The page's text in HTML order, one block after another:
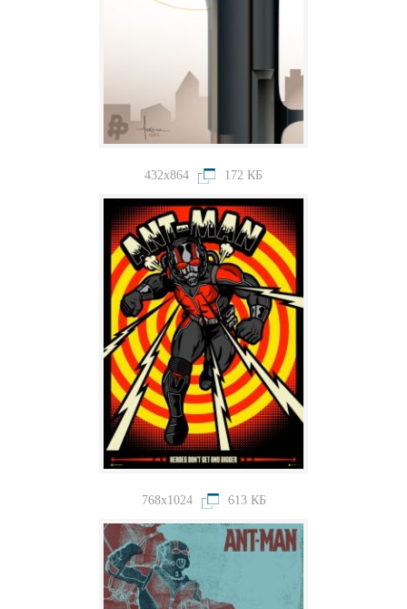
432x864 172 КБ
768x1024 613 КБ